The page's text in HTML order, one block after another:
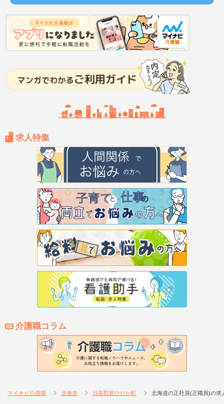
求人特集
介護職コラム
マイナビ介護職 北海道 日高郡新ひだか町 北海道の正社員(正職員)の求